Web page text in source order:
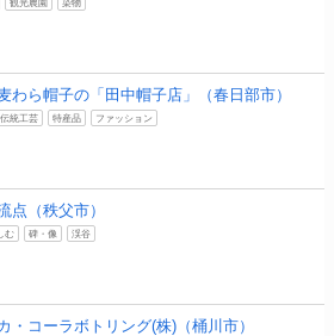
観光農園 染物
わら帽子の「田中帽子店」（春日部市）
伝統工芸 特産品 ファッション
点（秩父市）
む 碑・像 渓谷
・コーラボトリング(株)（桶川市）